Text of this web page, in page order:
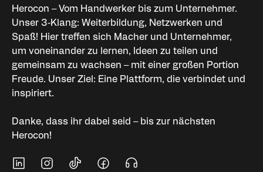
Herocon – Vom Handwerker bis zum Unternehmer.
Unser 3‑Klang: Weiterbildung, Netzwerken und
Spaß! Hier treffen sich Macher und Unternehmer,
um voneinander zu lernen, Ideen zu teilen und
gemeinsam zu wachsen – mit einer großen Portion
Freude. Unser Ziel: Eine Plattform, die verbindet und
inspiriert.
Danke, dass ihr dabei seid – bis zur nächsten
Herocon!
Soziale Medien